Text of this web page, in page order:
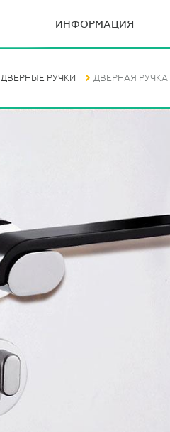
ИНФОРМАЦИЯ
ДВЕРНЫЕ РУЧКИ ДВЕРНАЯ РУЧКА